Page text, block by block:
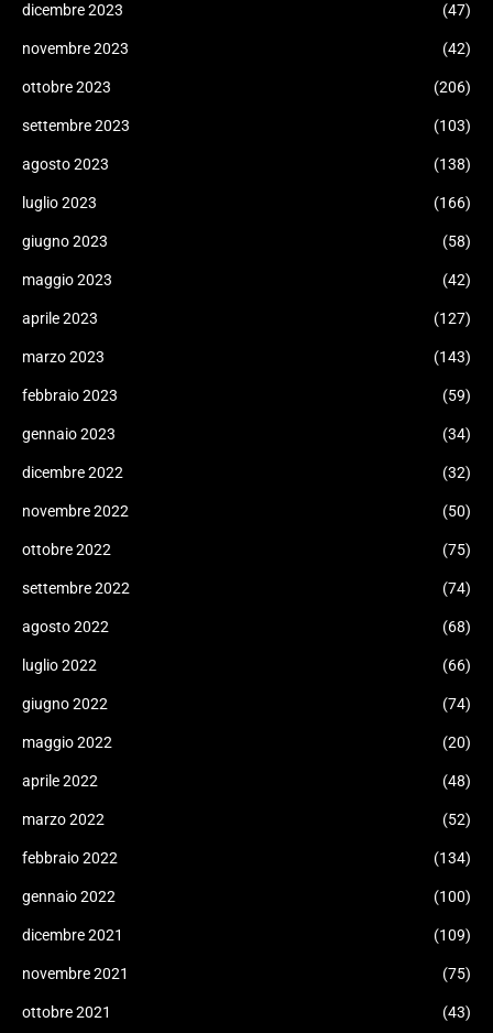
dicembre 2023 (47)
novembre 2023 (42)
ottobre 2023 (206)
settembre 2023 (103)
agosto 2023 (138)
luglio 2023 (166)
giugno 2023 (58)
maggio 2023 (42)
aprile 2023 (127)
marzo 2023 (143)
febbraio 2023 (59)
gennaio 2023 (34)
dicembre 2022 (32)
novembre 2022 (50)
ottobre 2022 (75)
settembre 2022 (74)
agosto 2022 (68)
luglio 2022 (66)
giugno 2022 (74)
maggio 2022 (20)
aprile 2022 (48)
marzo 2022 (52)
febbraio 2022 (134)
gennaio 2022 (100)
dicembre 2021 (109)
novembre 2021 (75)
ottobre 2021 (43)